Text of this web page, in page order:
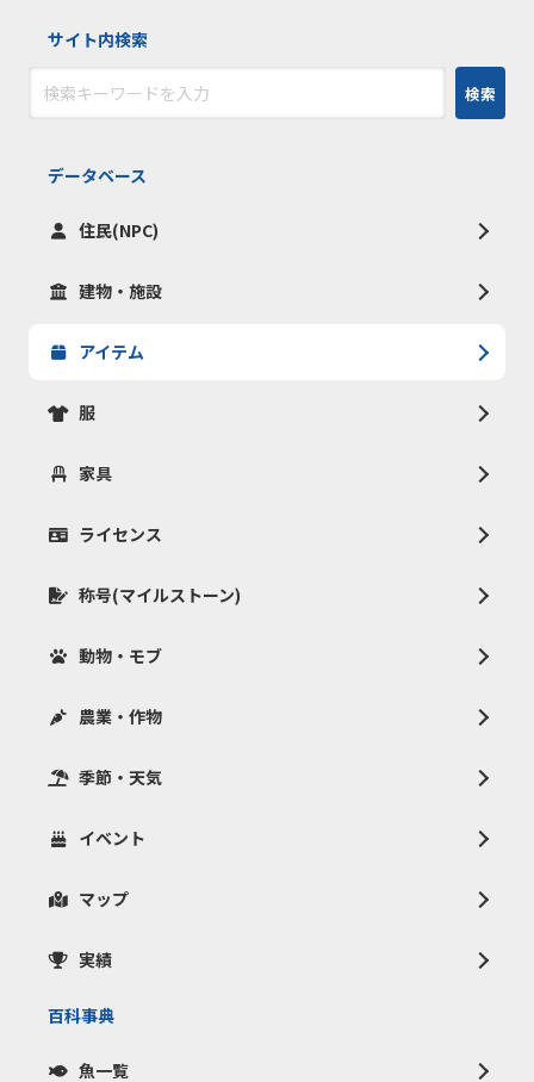
サイト内検索
検索
データベース
住民(NPC)
建物・施設
アイテム
服
家具
ライセンス
称号(マイルストーン)
動物・モブ
農業・作物
季節・天気
イベント
マップ
実績
百科事典
魚一覧